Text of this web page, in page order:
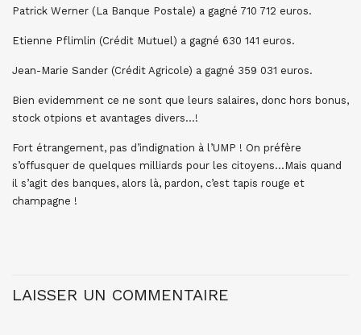
Patrick Werner (La Banque Postale) a gagné 710 712 euros.
Etienne Pflimlin (Crédit Mutuel) a gagné 630 141 euros.
Jean-Marie Sander (Crédit Agricole) a gagné 359 031 euros.
Bien evidemment ce ne sont que leurs salaires, donc hors bonus,
stock otpions et avantages divers…!
Fort étrangement, pas d’indignation à l’UMP ! On préfère
s’offusquer de quelques milliards pour les citoyens…Mais quand
il s’agit des banques, alors là, pardon, c’est tapis rouge et
champagne !
LAISSER UN COMMENTAIRE